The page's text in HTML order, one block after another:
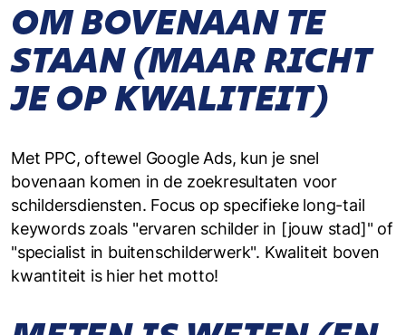
OM BOVENAAN TE
STAAN (MAAR RICHT
JE OP KWALITEIT)
Met PPC, oftewel Google Ads, kun je snel
bovenaan komen in de zoekresultaten voor
schildersdiensten. Focus op specifieke long-tail
keywords zoals "ervaren schilder in [jouw stad]" of
"specialist in buitenschilderwerk". Kwaliteit boven
kwantiteit is hier het motto!